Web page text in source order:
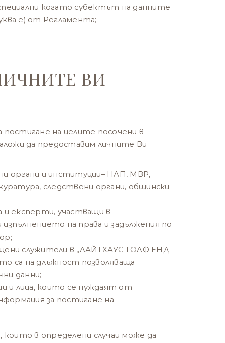
когато субектът на данните
е) от Регламента;
ВИ
постигане на целите посочени в
да предоставим личните Ви
органи и институции– НАП, МВР,
следствени органи, общински
и експерти, участващи в
на права и задължения по
служители в „ЛАЙТХАУС ГОЛФ ЕНД
са на длъжност позволяваща
данни;
и лица, които се нуждаят от
за постигане на
в определени случаи може да